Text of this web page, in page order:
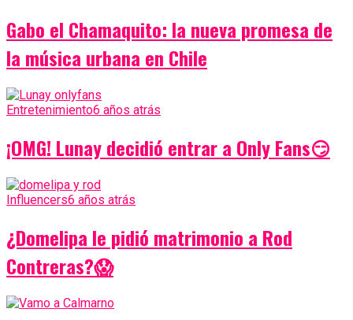
Gabo el Chamaquito: la nueva promesa de
la música urbana en Chile
Entretenimiento6 años atrás
¡OMG! Lunay decidió entrar a Only Fans😏
Influencers6 años atrás
¿Domelipa le pidió matrimonio a Rod
Contreras?😱